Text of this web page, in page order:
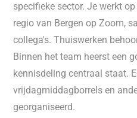
specifieke sector. Je werkt
regio van Bergen op Zoom,
collega's. Thuiswerken
Binnen het team heerst een
kennisdeling centraal staat.
vrijdagmiddagborrels en
georganiseerd.